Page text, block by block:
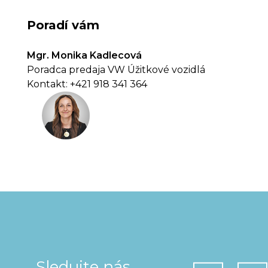
Poradí vám
Mgr. Monika Kadlecová
Poradca predaja VW Úžitkové vozidlá
Kontakt: +421 918 341 364